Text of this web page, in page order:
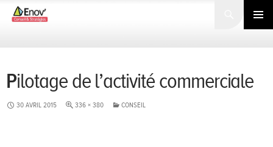
Search
SKIP
Pilotage de l’activité commerciale
30 AVRIL 2015 336 × 380 CONSEIL